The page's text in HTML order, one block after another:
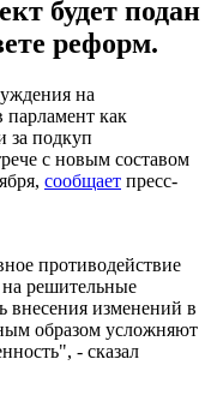
будет подан
реформ.
на
парламент как
за подкуп
с новым составом
сообщает пресс-
противодействие
решительные
внесения изменений в
образом усложняют
- сказал